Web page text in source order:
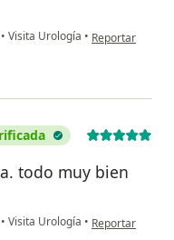
• Visita Urología • en opinión del
Reportar
todo muy bien
• Visita Urología • en opinión del
Reportar